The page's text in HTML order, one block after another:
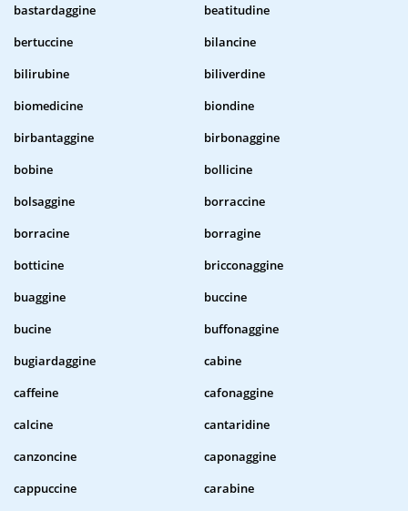
bastardaggine
beatitudine
bertuccine
bilancine
bilirubine
biliverdine
biomedicine
biondine
birbantaggine
birbonaggine
bobine
bollicine
bolsaggine
borraccine
borracine
borragine
botticine
bricconaggine
buaggine
buccine
bucine
buffonaggine
bugiardaggine
cabine
caffeine
cafonaggine
calcine
cantaridine
canzoncine
caponaggine
cappuccine
carabine